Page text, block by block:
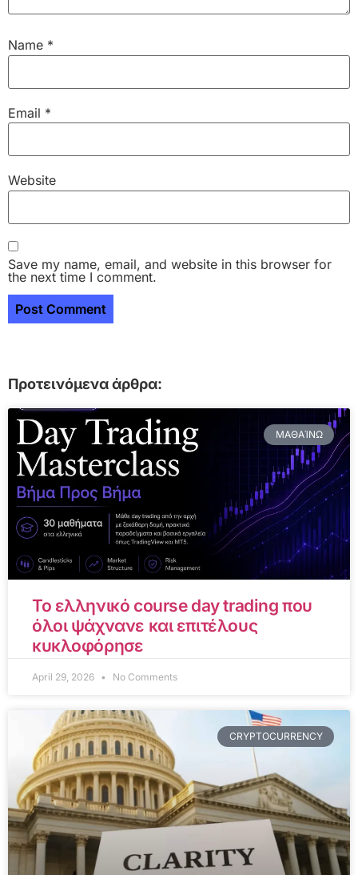
Name *
Email *
Website
Save my name, email, and website in this browser for
the next time I comment.
Προτεινόμενα άρθρα:
ΜΑΘΑΊΝΩ
Το ελληνικό course day trading που
όλοι ψάχνανε και επιτέλους
κυκλοφόρησε
April 29, 2026 No Comments
CRYPTOCURRENCY